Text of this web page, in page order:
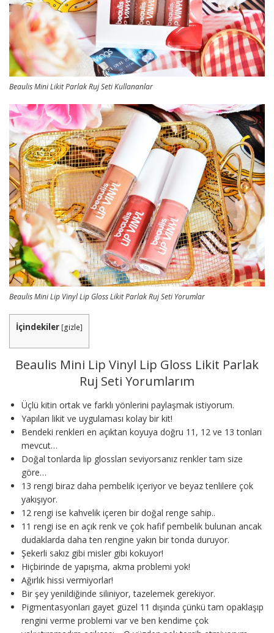
Beaulis Mini Likit Parlak Ruj Seti Kullananlar
Beaulis Mini Lip Vinyl Lip Gloss Likit Parlak Ruj Seti Yorumlar
İçindekiler [gizle]
Beaulis Mini Lip Vinyl Lip Gloss Likit Parlak
Ruj Seti Yorumlarım
Üçlü kitin ortak ve farklı yönlerini paylaşmak istiyorum.
Yapıları likit ve uygulaması kolay bir kit!
Bendeki renkleri en açıktan koyuya doğru 11, 12 ve 13 tonları
mevcut…
Doğal tonlarda lip glossları seviyorsanız renkler tam size
göre…
13 rengi biraz daha pembelik içeriyor ve beyaz tenlilere çok
yakışıyor.
12 rengi ise kahvelik içeren bir doğal renge sahip..
11 rengi ise en açık renk ve çok hafif pembelik bulunan ancak
dudaklarda daha ten rengine yakın bir tonda duruyor.
Şekerli sakız gibi misler gibi kokuyor!
Hiçbirinde de yapışma, akma problemi yok!
Ağırlık hissi vermiyorlar!
Bir şey yenildiğinde siliniyor, tazelemek gerekiyor.
Pigmentasyonları gayet güzel 11 dışında çünkü tam opaklaşıp
rengini verme problemi var ve ben kendime çok